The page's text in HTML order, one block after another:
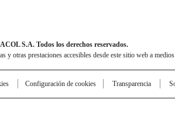
S.A. Todos los derechos reservados.
otras prestaciones accesibles desde este sitio web a
Configuración de cookies Transparencia